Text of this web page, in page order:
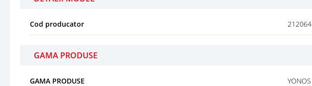
Cod producator
GAMA PRODUSE
GAMA PRODUSE